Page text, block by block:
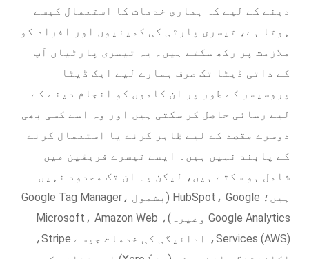
دینے کے لیے کہ ہماری خدمات کا استعمال کیسے
ہوتا ہے، تیسری پارٹی کی کمپنیوں اور افراد کو
ملازمت پر رکھ سکتے ہیں۔ یہ تیسری پارٹیاں آپ
کے ذاتی ڈیٹا تک صرف ہمارے لیے ایک ڈیٹا
پروسیسر کے طور پر ان کاموں کو انجام دینے کے
لیے رسائی حاصل کر سکتی ہیں اور وہ اسے کسی بھی
دوسرے مقصد کے لیے ظاہر کرنے یا استعمال کرنے
کے پابند نہیں ہیں۔ ایسے تیسرے فریقین میں
شامل ہو سکتے ہیں، لیکن یہ ان تک محدود نہیں
ہیں؛ HubSpot، Google (بشمول Google Tag Manager،
Google Analytics وغیرہ)، Microsoft، Amazon Web
Services (AWS)، ادائیگی کی خدمات جیسے Stripe،